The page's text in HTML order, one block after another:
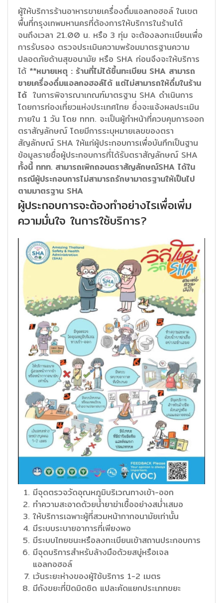
ผู้ให้บริการร้านอาหารขายเครื่องดื่มแอลกอฮอล์ ในเขต
พื้นที่กรุงเทพมหานครที่ต้องการให้บริการในร้านได้
จนถึงเวลา 21.00 น. หรือ 3 ทุ่ม จะต้องลงทะเบียนเพื่อ
การรับรอง ตรวจประเมินความพร้อมมาตรฐานความ
ปลอดภัยด้านสุขอนามัย หรือ SHA ก่อนจึงจะให้บริการ
ได้ **หมายเหตุ : ร้านที่ไม่ได้ขึ้นทะเบียน SHA สามารถ
ขายเครื่องดื่มแอลกอฮอล์ได้ แต่ไม่สามารถให้ดื่มในร้าน
ได้ ในการพิจารณาเกณฑ์มาตรฐาน SHA ดำเนินการ
โดยการท่องเที่ยวแห่งประเทศไทย ซึ่งจะแจ้งผลประเมิน
ภายใน 1 วัน โดย ททท. จะเป็นผู้ทำหน้าที่ควบคุมการออก
ตราสัญลักษณ์ โดยมีการระบุหมายเลขของตรา
สัญลักษณ์ SHA ให้แก่ผู้ประกอบการเพื่อบันทึกเป็นฐาน
ข้อมูลรายชื่อผู้ประกอบการที่ได้รับตราสัญลักษณ์ SHA
ทั้งนี้ ททท. สามารถเพิกถอนตราสัญลักษณ์SHA ได้ใน
กรณีผู้ประกอบการไม่สามารถรักษามาตรฐานให้เป็นไป
ตามมาตรฐาน SHA
ผู้ประกอบการจะต้องทำอย่างไรเพื่อเพิ่ม
ความมั่นใจ ในการใช้บริการ?
มีจุดตรวจวัดอุณหภูมิบริเวณทางเข้า-ออก
ทำความสะอาดด้วยน้ำยาฆ่าเชื้ออย่างสม่ำเสมอ
ให้บริการเฉพาะผู้ที่สวมหน้ากากอนามัยเท่านั้น
มีระบบระบายอาการที่เพียงพอ
มีระบบไทยชนะหรือลงทะเบียนเข้าสถานประกอบการ
มีจุดบริการสำหรับล้างมือด้วยสบู่หรือเจล
แอลกอฮอล์
เว้นระยะห่างของผู้ใช้บริการ 1-2 เมตร
มีถังขยะที่ปิดมิดชิด แปละคัดแยกประเภทขยะ